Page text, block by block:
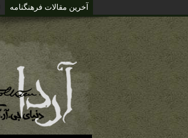
آخرین مقالات فرهنگنامه